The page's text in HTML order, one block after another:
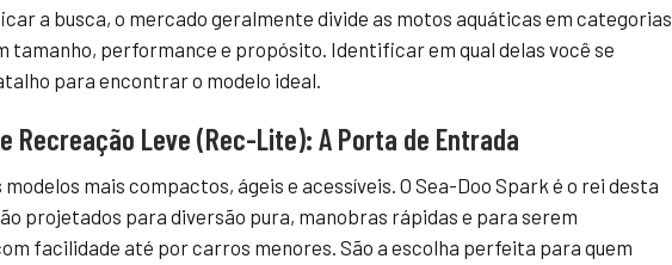
a busca, o mercado geralmente divide as motos aquáticas em categorias
tamanho, performance e propósito. Identificar em qual delas você se
para encontrar o modelo ideal.
Recreação Leve (Rec-Lite): A Porta de Entrada
modelos mais compactos, ágeis e acessíveis. O Sea-Doo Spark é o rei desta
projetados para diversão pura, manobras rápidas e para serem
facilidade até por carros menores. São a escolha perfeita para quem